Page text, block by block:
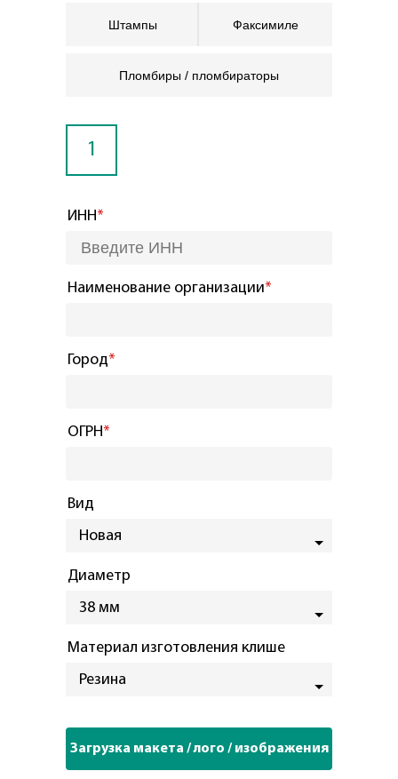
Штампы Факсимиле
Пломбиры / пломбираторы
1
ИНН*
Наименование организации*
Город*
ОГРН*
Вид
Новая
Диаметр
38 мм
Материал изготовления клише
Резина